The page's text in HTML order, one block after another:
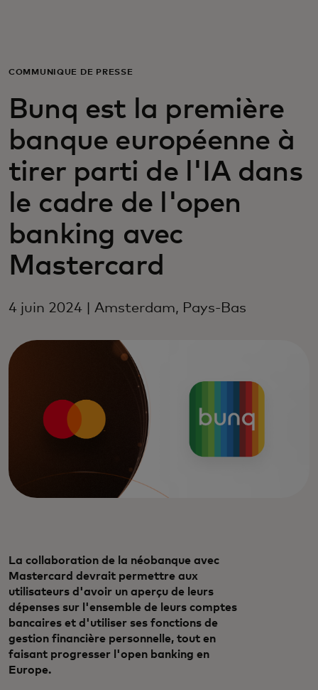
Pour les professionnels
Pour le monde
Pour les innovateurs
Actualités et tendances
COMMUNIQUÉ DE PRESSE
Bunq est la première
banque européenne à
tirer parti de l'IA dans
le cadre de l'open
banking avec
Mastercard
4 juin 2024 | Amsterdam, Pays-Bas
La collaboration de la néobanque avec
Mastercard devrait permettre aux
utilisateurs d'avoir un aperçu de leurs
dépenses sur l'ensemble de leurs comptes
bancaires et d'utiliser ses fonctions de
gestion financière personnelle, tout en
faisant progresser l'open banking en
Europe.